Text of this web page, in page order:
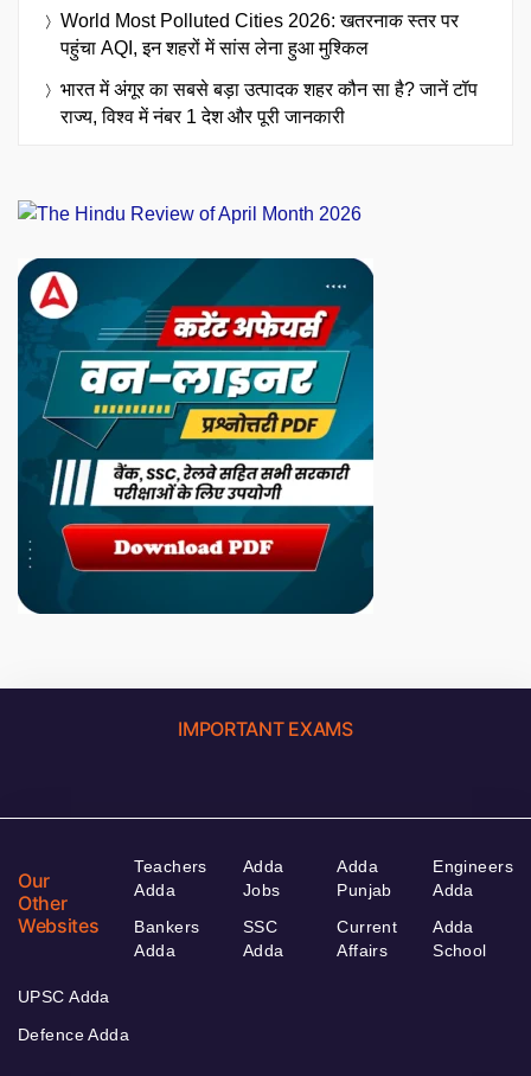
World Most Polluted Cities 2026: खतरनाक स्तर पर
पहुंचा AQI, इन शहरों में सांस लेना हुआ मुश्किल
भारत में अंगूर का सबसे बड़ा उत्पादक शहर कौन सा है? जानें टॉप
राज्य, विश्व में नंबर 1 देश और पूरी जानकारी
IMPORTANT EXAMS
Our
Other
Websites
Teachers
Adda
Bankers
Adda
Adda
Jobs
SSC
Adda
Adda
Punjab
Current
Affairs
Engineers
Adda
Adda
School
UPSC Adda
Defence Adda